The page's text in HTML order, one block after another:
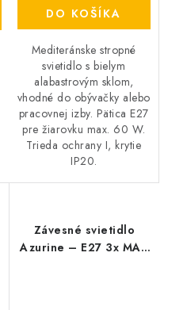
DO KOŠÍKA
Mediteránske stropné
svietidlo s bielym
alabastrovým sklom,
vhodné do obývačky alebo
pracovnej izby. Pätica E27
pre žiarovku max. 60 W.
Trieda ochrany I, krytie
IP20.
Závesné svietidlo
Azurine – E27 3x MAX